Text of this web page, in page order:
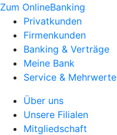
Zum OnlineBanking
Privatkunden
Firmenkunden
Banking & Verträge
Meine Bank
Service & Mehrwerte
Über uns
Unsere Filialen
Mitgliedschaft